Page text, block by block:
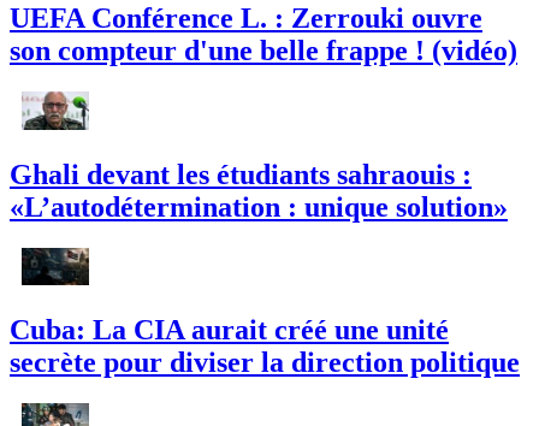
UEFA Conférence L. : Zerrouki ouvre
son compteur d'une belle frappe ! (vidéo)
Ghali devant les étudiants sahraouis :
«L’autodétermination : unique solution»
Cuba: La CIA aurait créé une unité
secrète pour diviser la direction politique